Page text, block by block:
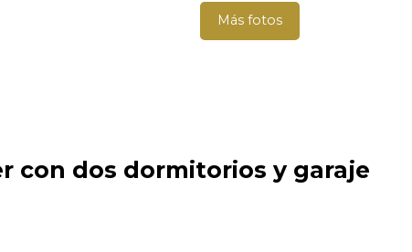
Más fotos
con dos dormitorios y garaje